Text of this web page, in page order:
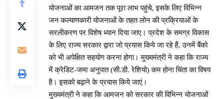
योजनाओं का आमजन तक पूरा लाभ पहुंचे, इसके लिए विभिन्न
जन कल्याणकारी योजनाओं के तहत लोन की प्रक्रियाओं के
सरलीकरण पर विशेष ध्यान दिया जाए। प्रदेश के समग्र विकास
के लिए राज्य सरकार द्वारा जो प्रयास किये जा रहे हैं, उनमें बैंको
को भी अपेक्षित सहयोग करना होगा। मुख्यमंत्री ने कहा कि राज्य
में क्रेडिट-जमा अनुपात (सी.डी. रेशियो) कम होना चिंता का विषय
है। इसको बढ़ाने के प्रयास किये जाएं।
मुख्यमंत्री ने कहा कि आमजन को सरकार की विभिन्न योजनाओं